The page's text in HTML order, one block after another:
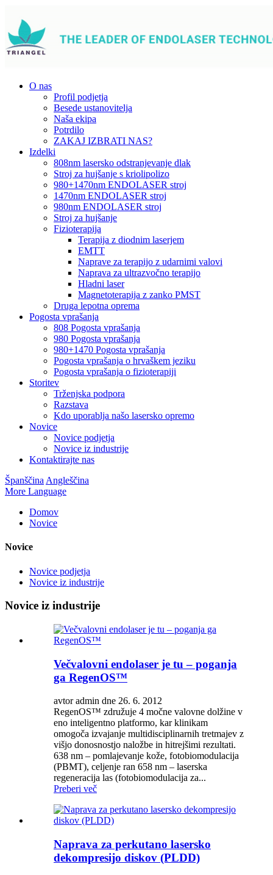
O nas
Profil podjetja
Besede ustanovitelja
Naša ekipa
Potrdilo
ZAKAJ IZBRATI NAS?
Izdelki
808nm lasersko odstranjevanje dlak
Stroj za hujšanje s kriolipolizo
980+1470nm ENDOLASER stroj
1470nm ENDOLASER stroj
980nm ENDOLASER stroj
Stroj za hujšanje
Fizioterapija
Terapija z diodnim laserjem
EMTT
Naprave za terapijo z udarnimi valovi
Naprava za ultrazvočno terapijo
Hladni laser
Magnetoterapija z zanko PMST
Druga lepotna oprema
Pogosta vprašanja
808 Pogosta vprašanja
980 Pogosta vprašanja
980+1470 Pogosta vprašanja
Pogosta vprašanja o hrvaškem jeziku
Pogosta vprašanja o fizioterapiji
Storitev
Trženjska podpora
Razstava
Kdo uporablja našo lasersko opremo
Novice
Novice podjetja
Novice iz industrije
Kontaktirajte nas
Španščina Angleščina
More Language
Domov
Novice
Novice
Novice podjetja
Novice iz industrije
Novice iz industrije
Večvalovni endolaser je tu – poganja
ga RegenOS™
avtor admin dne 26. 6. 2012
RegenOS™ združuje 4 močne valovne dolžine v
eno inteligentno platformo, kar klinikam
omogoča izvajanje multidisciplinarnih tretmajev z
višjo donosnostjo naložbe in hitrejšimi rezultati.
638 nm – pomlajevanje kože, fotobiomodulacija
(PBMT), celjenje ran 658 nm – laserska
regeneracija las (fotobiomodulacija za...
Preberi več
Naprava za perkutano lasersko
dekompresijo diskov (PLDD)